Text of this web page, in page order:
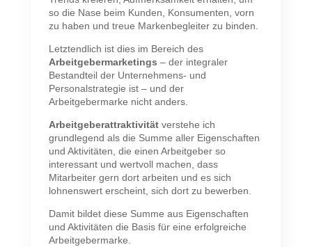
so die Nase beim Kunden, Konsumenten, vorn
zu haben und treue Markenbegleiter zu binden.
Letztendlich ist dies im Bereich des
Arbeitgebermarketings – der integraler
Bestandteil der Unternehmens- und
Personalstrategie ist – und der
Arbeitgebermarke nicht anders.
Arbeitgeberattraktivitätverstehe ich
grundlegend als die Summe aller Eigenschaften
und Aktivitäten, die einen Arbeitgeber so
interessant und wertvoll machen, dass
Mitarbeiter gern dort arbeiten und es sich
lohnenswert erscheint, sich dort zu bewerben.
Damit bildet diese Summe aus Eigenschaften
und Aktivitäten die Basis für eine erfolgreiche
Arbeitgebermarke.